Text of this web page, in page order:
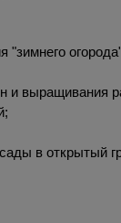
и выращивания
в открытый